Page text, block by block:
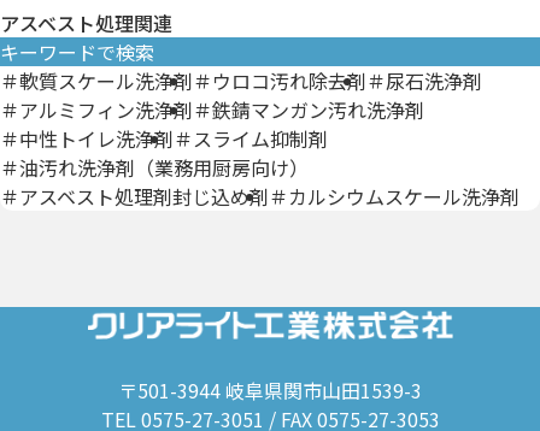
アスベスト処理関連
キーワードで検索
＃軟質スケール洗浄剤＃ウロコ汚れ除去剤＃尿石洗浄剤
＃アルミフィン洗浄剤＃鉄錆マンガン汚れ洗浄剤
＃中性トイレ洗浄剤＃スライム抑制剤
＃油汚れ洗浄剤（業務用厨房向け）
＃アスベスト処理剤封じ込め剤＃カルシウムスケール洗浄剤
〒501-3944 岐阜県関市山田1539-3
TEL 0575-27-3051 / FAX 0575-27-3053